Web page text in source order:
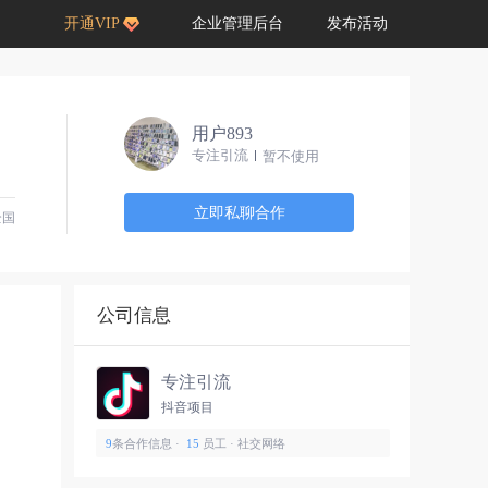
开通VIP 企业管理后台 发布活动
用户893
专注引流 暂不使用
立即私聊合作
公司信息
专注引流
抖音项目
9条合作信息 · 15 员工 · 社交网络